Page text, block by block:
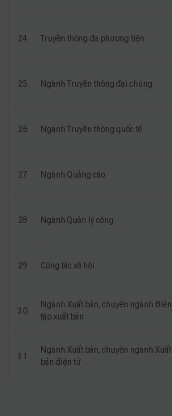
24 Truyền thông đa phương tiện
25 Ngành Truyền thông đại chúng
26 Ngành Truyền thông quốc tế
27 Ngành Quảng cáo
28 Ngành Quản lý công
29 Công tác xã hội
30
Ngành Xuất bản, chuyên ngành Biên
tập xuất bản
31
Ngành Xuất bản, chuyên ngành Xuất
bản điện tử